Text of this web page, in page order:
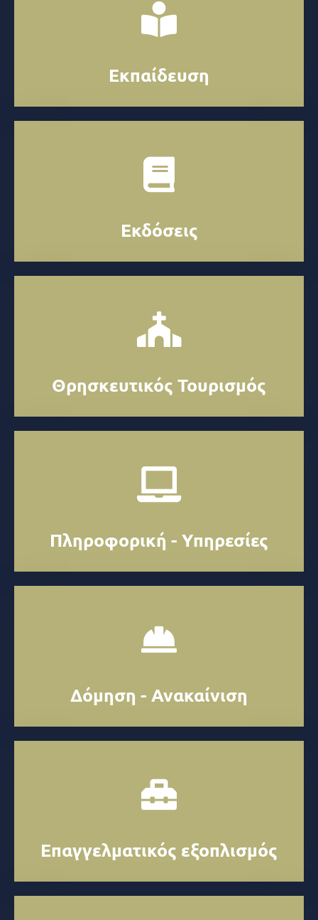
Εκπαίδευση
Εκδόσεις
Θρησκευτικός Τουρισμός
Πληροφορική - Υπηρεσίες
Δόμηση - Ανακαίνιση
Επαγγελματικός εξοπλισμός